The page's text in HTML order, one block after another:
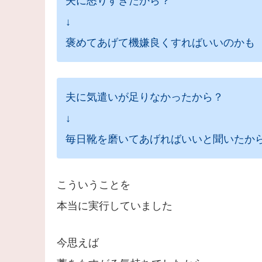
↓
褒めてあげて機嫌良くすればいいのかも
夫に気遣いが足りなかったから？
↓
毎日靴を磨いてあげればいいと聞いたか
こういうことを
本当に実行していました
今思えば